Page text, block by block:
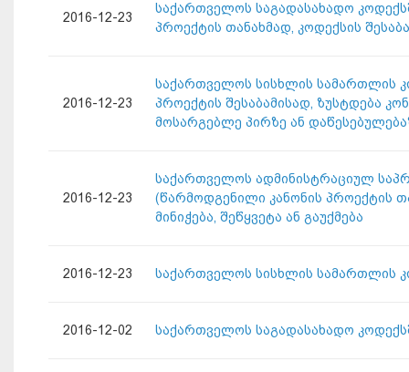
2016-12-23
საქართველოს საგადასახადო
პროექტის თანახმად, კოდექსის
2016-12-23
საქართველოს სისხლის სამართლის
პროექტის შესაბამისად, ზუსტდება
მოსარგებლე პირზე ან
2016-12-23
საქართველოს ადმინისტრაციულ
(წარმოდგენილი კანონის პროექტის
მინიჭება, შეწყვეტა ან გაუქმება
2016-12-23 საქართველოს სისხლის სამართლის
2016-12-02 საქართველოს საგადასახადო